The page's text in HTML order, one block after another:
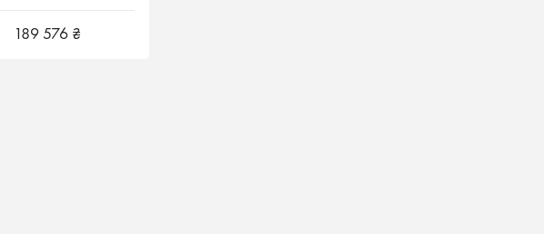
189 576 ₴
189 576 ₴